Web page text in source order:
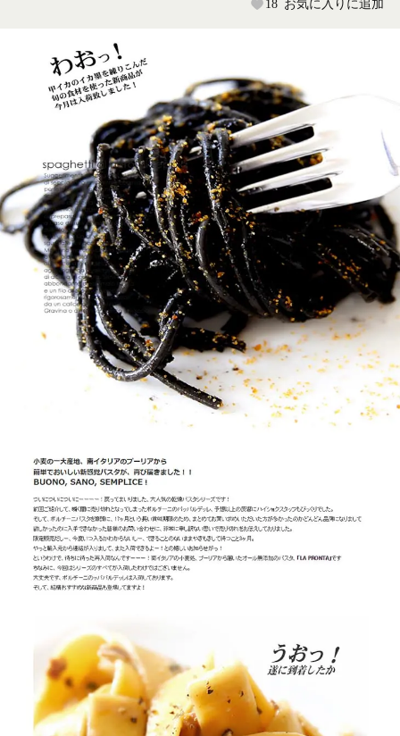
18 お気に入りに追加